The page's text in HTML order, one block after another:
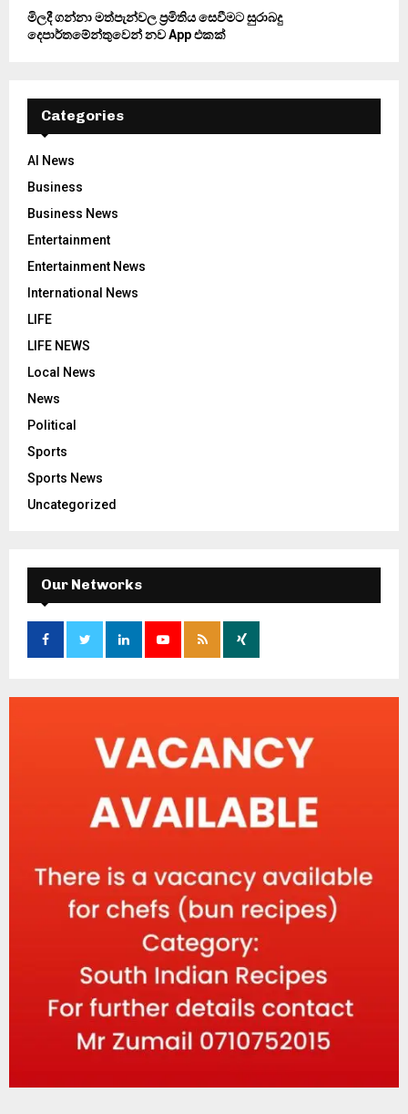
මිලදී ගන්නා මත්පැන්වල ප්‍රමිතිය සෙවීමට සුරාබදු
දෙපාර්තමේන්තුවෙන් නව App එකක්
Categories
AI News
Business
Business News
Entertainment
Entertainment News
International News
LIFE
LIFE NEWS
Local News
News
Political
Sports
Sports News
Uncategorized
Our Networks